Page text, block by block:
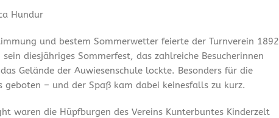
Hundur
und bestem Sommerwetter feierte der Turnverein 1892
diesjähriges Sommerfest, das zahlreiche Besucherinnen
Gelände der Auwiesenschule lockte. Besonders für die
geboten – und der Spaß kam dabei keinesfalls zu kurz.
waren die Hüpfburgen des Vereins Kunterbuntes Kinderzelt